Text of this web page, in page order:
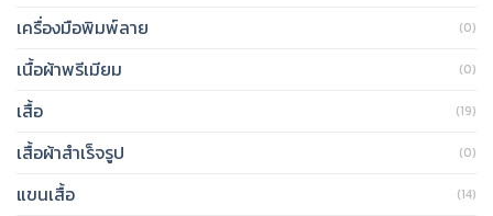
เครื่องมือพิมพ์ลาย (0)
เนื้อผ้าพรีเมียม (0)
เสื้อ (19)
เสื้อผ้าสำเร็จรูป (0)
แขนเสื้อ (14)